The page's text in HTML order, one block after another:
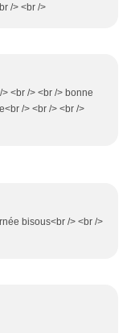
/> <br />
<br /> <br /> bonne
/> <br /> <br />
bisous<br /> <br />